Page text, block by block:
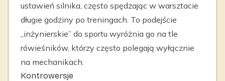
ustawień silnika, często spędzając w warsztacie
długie godziny po treningach. To podejście
„inżynierskie” do sportu wyróżnia go na tle
rówieśników, którzy często polegają wyłącznie
na mechanikach.
Kontrowersje